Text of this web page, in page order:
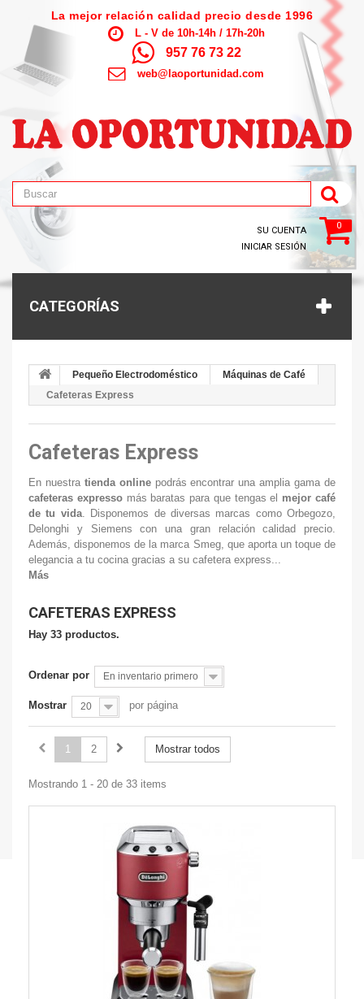
La mejor relación calidad precio desde 1996
L - V de 10h-14h / 17h-20h
957 76 73 22
web@laoportunidad.com
0
SU CUENTA
INICIAR SESIÓN
CATEGORÍAS
Pequeño Electrodoméstico
Máquinas de Café
Cafeteras Express
Cafeteras Express
En nuestra tienda onlinepodrás encontrar una amplia gama de
cafeteras expressomás baratas para que tengas el mejor café
de tu vida. Disponemos de diversas marcas como Orbegozo,
Delonghi y Siemens con una gran relación calidad precio.
Además, disponemos de la marca Smeg, que aporta un toque de
elegancia a tu cocina gracias a su cafetera express...
Más
CAFETERAS EXPRESS
Hay 33 productos.
Ordenar por En inventario primero
Mostrar 20 por página
Mostrar todos
1 2
Mostrando 1 - 20 de 33 items